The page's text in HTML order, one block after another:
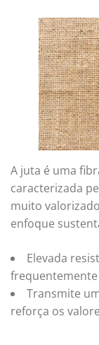
A juta é uma
caracterizada
muito
enfoque
Elevada
Transmite
reforça os